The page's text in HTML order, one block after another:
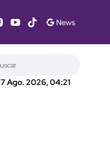
7 Ago. 2026, 04:21